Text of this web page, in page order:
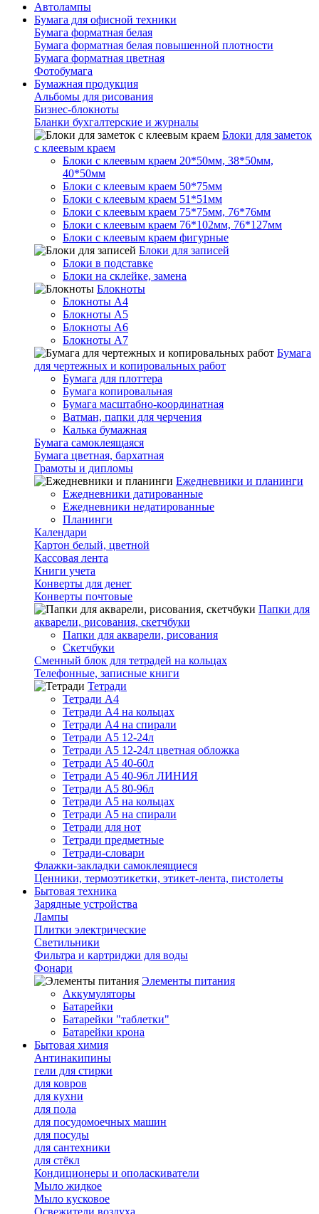
Автолампы
Бумага для офисной техники
Бумага форматная белая
Бумага форматная белая повышенной плотности
Бумага форматная цветная
Фотобумага
Бумажная продукция
Альбомы для рисования
Бизнес-блокноты
Бланки бухгалтерские и журналы
Блоки для заметок
с клеевым краем
Блоки с клеевым краем 20*50мм, 38*50мм,
40*50мм
Блоки с клеевым краем 50*75мм
Блоки с клеевым краем 51*51мм
Блоки с клеевым краем 75*75мм, 76*76мм
Блоки с клеевым краем 76*102мм, 76*127мм
Блоки с клеевым краем фигурные
Блоки для записей
Блоки в подставке
Блоки на склейке, замена
Блокноты
Блокноты А4
Блокноты А5
Блокноты А6
Блокноты А7
Бумага
для чертежных и копировальных работ
Бумага для плоттера
Бумага копировальная
Бумага масштабно-координатная
Ватман, папки для черчения
Калька бумажная
Бумага самоклеящаяся
Бумага цветная, бархатная
Грамоты и дипломы
Ежедневники и планинги
Ежедневники датированные
Ежедневники недатированные
Планинги
Календари
Картон белый, цветной
Кассовая лента
Книги учета
Конверты для денег
Конверты почтовые
Папки для
акварели, рисования, скетчбуки
Папки для акварели, рисования
Скетчбуки
Сменный блок для тетрадей на кольцах
Телефонные, записные книги
Тетради
Тетради А4
Тетради А4 на кольцах
Тетради А4 на спирали
Тетради А5 12-24л
Тетради А5 12-24л цветная обложка
Тетради А5 40-60л
Тетради А5 40-96л ЛИНИЯ
Тетради А5 80-96л
Тетради А5 на кольцах
Тетради А5 на спирали
Тетради для нот
Тетради предметные
Тетради-словари
Флажки-закладки самоклеящиеся
Ценники, термоэтикетки, этикет-лента, пистолеты
Бытовая техника
Зарядные устройства
Лампы
Плитки электрические
Светильники
Фильтра и картриджи для воды
Фонари
Элементы питания
Аккумуляторы
Батарейки
Батарейки "таблетки"
Батарейки крона
Бытовая химия
Антинакипины
гели для стирки
для ковров
для кухни
для пола
для посудомоечных машин
для посуды
для сантехники
для стёкл
Кондиционеры и ополаскиватели
Мыло жидкое
Мыло кусковое
Освежители воздуха